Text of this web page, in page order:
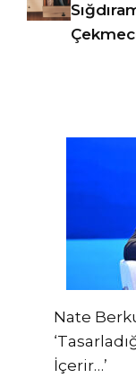
Nate
İçerir…’